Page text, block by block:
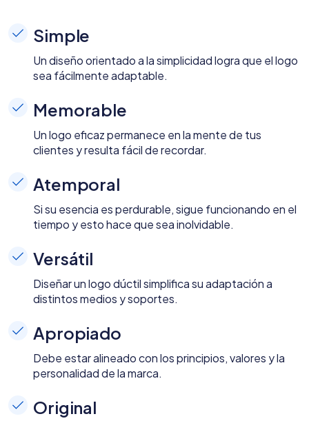
Simple
Un diseño orientado a la simplicidad logra que el logo
sea fácilmente adaptable.
Memorable
Un logo eficaz permanece en la mente de tus
clientes y resulta fácil de recordar.
Atemporal
Si su esencia es perdurable, sigue funcionando en el
tiempo y esto hace que sea inolvidable.
Versátil
Diseñar un logo dúctil simplifica su adaptación a
distintos medios y soportes.
Apropiado
Debe estar alineado con los principios, valores y la
personalidad de la marca.
Original